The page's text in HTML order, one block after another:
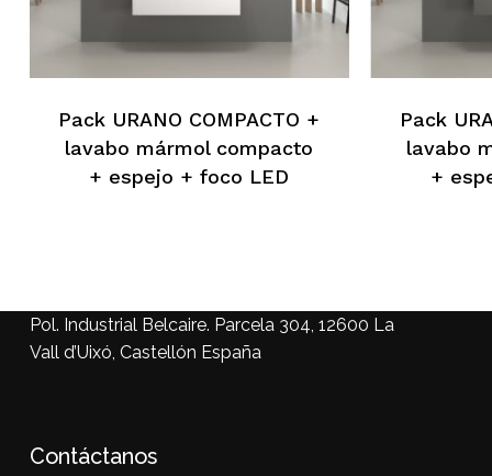
Pack URANO COMPACTO +
lavabo mármol compacto
+ espejo + foco LED
Pack
lavabo
+
Pol. Industrial Belcaire. Parcela 304, 12600 La
Vall d’Uixó, Castellón España
Contáctanos